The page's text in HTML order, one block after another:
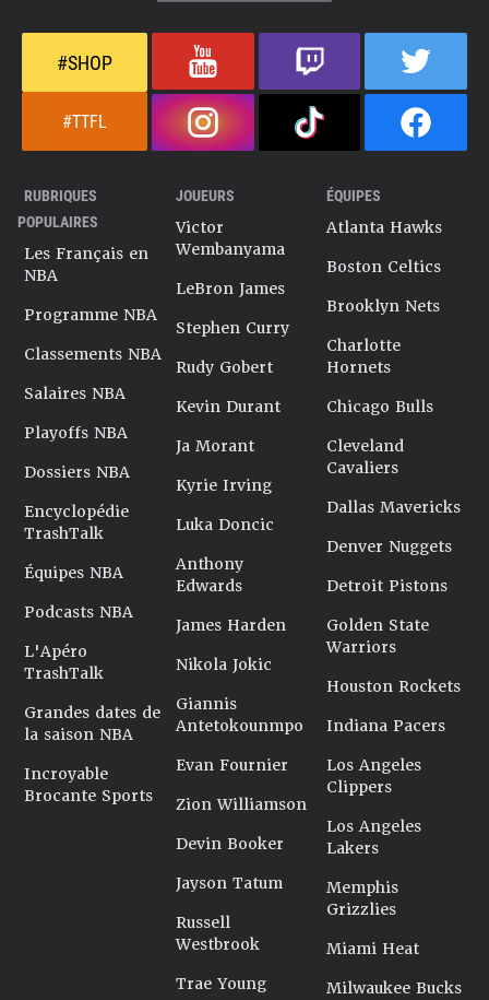
#SHOP
#TTFL
RUBRIQUES
POPULAIRES
Les Français en
NBA
Programme NBA
Classements NBA
Salaires NBA
Playoffs NBA
Dossiers NBA
Encyclopédie
TrashTalk
Équipes NBA
Podcasts NBA
L'Apéro
TrashTalk
Grandes dates de
la saison NBA
Incroyable
Brocante Sports
JOUEURS
Victor
Wembanyama
LeBron James
Stephen Curry
Rudy Gobert
Kevin Durant
Ja Morant
Kyrie Irving
Luka Doncic
Anthony
Edwards
James Harden
Nikola Jokic
Giannis
Antetokounmpo
Evan Fournier
Zion Williamson
Devin Booker
Jayson Tatum
Russell
Westbrook
Trae Young
ÉQUIPES
Atlanta Hawks
Boston Celtics
Brooklyn Nets
Charlotte
Hornets
Chicago Bulls
Cleveland
Cavaliers
Dallas Mavericks
Denver Nuggets
Detroit Pistons
Golden State
Warriors
Houston Rockets
Indiana Pacers
Los Angeles
Clippers
Los Angeles
Lakers
Memphis
Grizzlies
Miami Heat
Milwaukee Bucks